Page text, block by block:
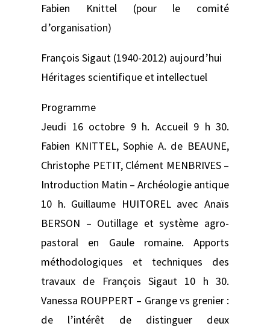
Fabien Knittel (pour le comité
d’organisation)
François Sigaut (1940-2012) aujourd’hui
Héritages scientifique et intellectuel
Programme
Jeudi 16 octobre 9 h. Accueil 9 h 30.
Fabien KNITTEL, Sophie A. de BEAUNE,
Christophe PETIT, Clément MENBRIVES –
Introduction Matin – Archéologie antique
10 h. Guillaume HUITOREL avec Anaïs
BERSON – Outillage et système agro-
pastoral en Gaule romaine. Apports
méthodologiques et techniques des
travaux de François Sigaut 10 h 30.
Vanessa ROUPPERT – Grange vs grenier :
de l’intérêt de distinguer deux